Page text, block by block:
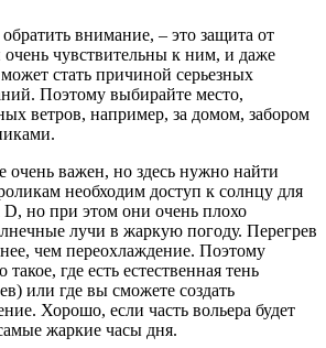
внимание, – это защита от
очень чувствительны к ним, и даже
стать причиной серьезных
Поэтому выбирайте место,
ветров, например, за домом, забором
очень важен, но здесь нужно найти
необходим доступ к солнцу для
но при этом они очень плохо
лучи в жаркую погоду. Перегрев
чем переохлаждение. Поэтому
где есть естественная тень
или где вы сможете создать
Хорошо, если часть вольера будет
жаркие часы дня.